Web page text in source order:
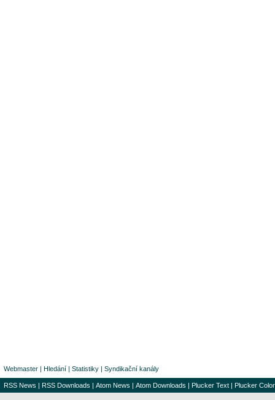
Webmaster | Hledání | Statistiky | Syndikační kanály
RSS News | RSS Downloads | Atom News | Atom Downloads | Plucker Text | Plucker Color